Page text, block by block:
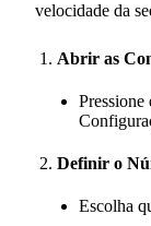
velocidade da
Abrir as
Pressione
Definir o
Escolha